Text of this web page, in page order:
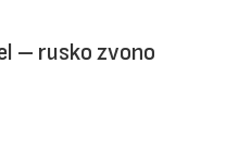
– rusko zvono